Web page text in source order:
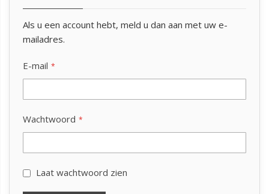
Als u een account hebt, meld u dan aan met uw e-
mailadres.
E-mail
Wachtwoord
Laat wachtwoord zien